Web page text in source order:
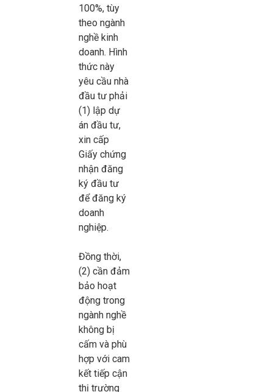
100%, tùy
theo ngành
nghề kinh
doanh. Hình
thức này
yêu cầu nhà
đầu tư phải
(1) lập dự
án đầu tư,
xin cấp
Giấy chứng
nhận đăng
ký đầu tư
để đăng ký
doanh
nghiệp.
Đồng thời,
(2) cần đảm
bảo hoạt
động trong
ngành nghề
không bị
cấm và phù
hợp với cam
kết tiếp cận
thị trường